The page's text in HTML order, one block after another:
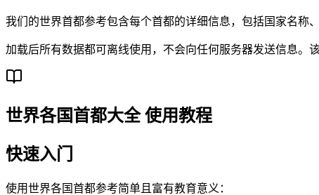
我们的世界首都参考包含每个首都的详细信息，包括国家名称
加载后所有数据都可离线使用，不会向任何服务器发送信息。
世界各国首都大全 使用教程
快速入门
使用世界各国首都参考简单且富有教育意义：